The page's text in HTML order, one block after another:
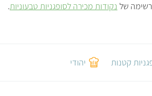
רשימה של נקודות מכירה לסופגניות טבעוניות.
יהודי